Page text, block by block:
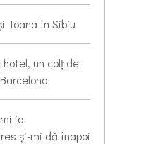
Ioana în Sibiu
un colț de
ia
și-mi dă înapoi